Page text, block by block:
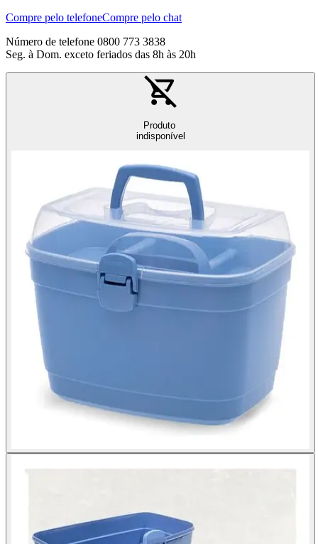
Compre pelo telefoneCompre pelo chat
Número de telefone 0800 773 3838
Seg. à Dom. exceto feriados das 8h às 20h
Produto
indisponível